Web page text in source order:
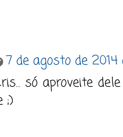
7 de agosto de
só aproveite
;)